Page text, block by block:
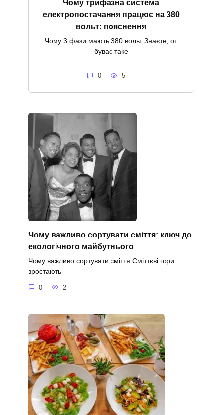
Чому трифазна система
електропостачання працює на 380
вольт: пояснення
Чому 3 фази мають 380 вольт Знаєте, от
буває таке
0 5
Чому важливо сортувати сміття: ключ до
екологічного майбутнього
Чому важливо сортувати сміття Сміттєві гори
зростають
0 2